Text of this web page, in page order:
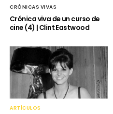
CRÓNICAS VIVAS
Crónica viva de un curso de
cine (4) | Clint Eastwood
ARTÍCULOS